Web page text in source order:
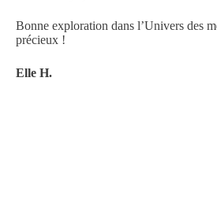
Bonne exploration dans l’Univers des
précieux !
Elle H.